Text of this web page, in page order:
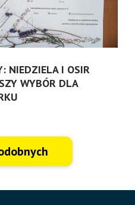
NIEDZIELA I OSIR
WYBÓR DLA